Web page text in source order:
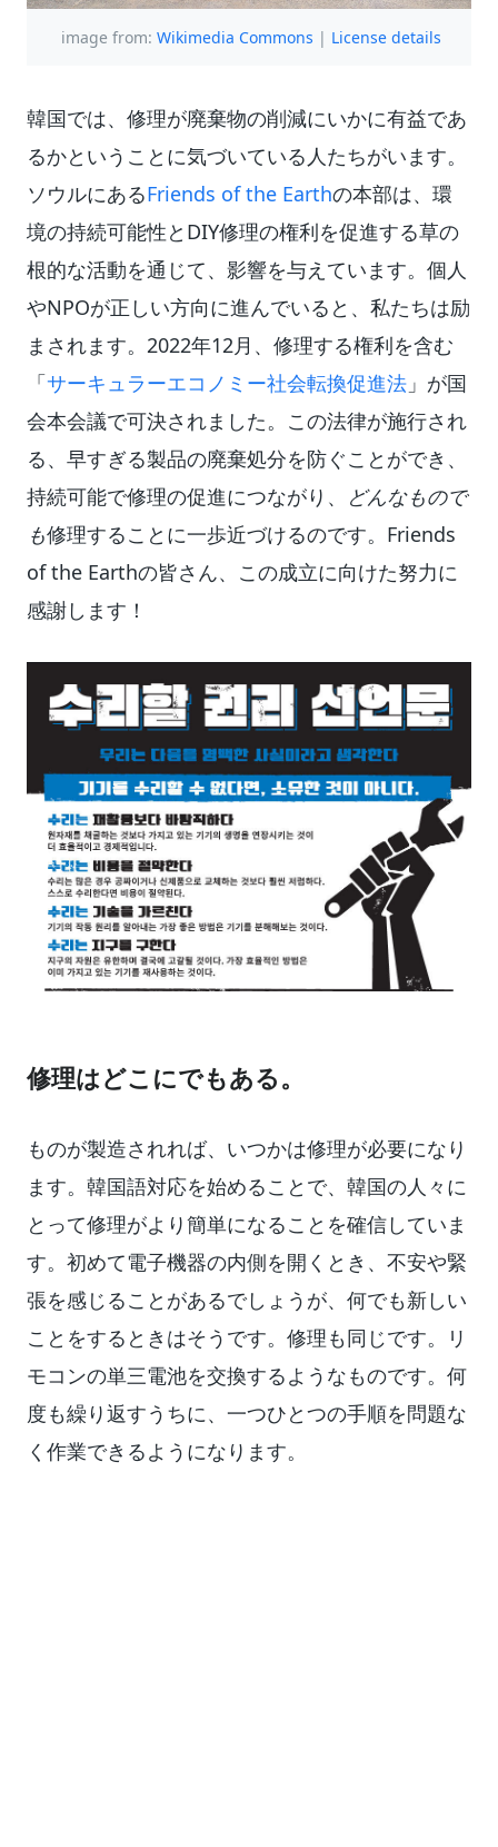
image from: Wikimedia Commons | License details
韓国では、修理が廃棄物の削減にいかに有益であ
るかということに気づいている人たちがいます。
ソウルにあるFriends of the Earthの本部は、環
境の持続可能性とDIY修理の権利を促進する草の
根的な活動を通じて、影響を与えています。個人
やNPOが正しい方向に進んでいると、私たちは励
まされます。2022年12月、修理する権利を含む
「サーキュラーエコノミー社会転換促進法 」が国
会本会議で可決されました。この法律が施行され
る、早すぎる製品の廃棄処分を防ぐことができ、
持続可能で修理の促進につながり、
どんなもので
も修理することに一歩近づけるのです。Friends
of the Earthの皆さん、この成立に向けた努力に
感謝します！
修理はどこにでもある。
ものが製造されれば、いつかは修理が必要になり
ます。韓国語対応を始めることで、韓国の人々に
とって修理がより簡単になることを確信していま
す。初めて電子機器の内側を開くとき、不安や緊
張を感じることがあるでしょうが、何でも新しい
ことをするときはそうです。修理も同じです。リ
モコンの単三電池を交換するようなものです。何
度も繰り返すうちに、一つひとつの手順を問題な
く作業できるようになります。